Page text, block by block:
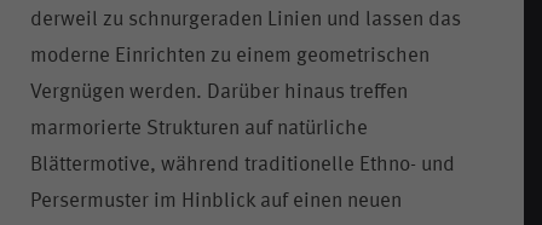
derweil zu schnurgeraden Linien und lassen das
moderne Einrichten zu einem geometrischen
Vergnügen werden. Darüber hinaus treffen
marmorierte Strukturen auf natürliche
Blättermotive, während traditionelle Ethno- und
Persermuster im Hinblick auf einen neuen